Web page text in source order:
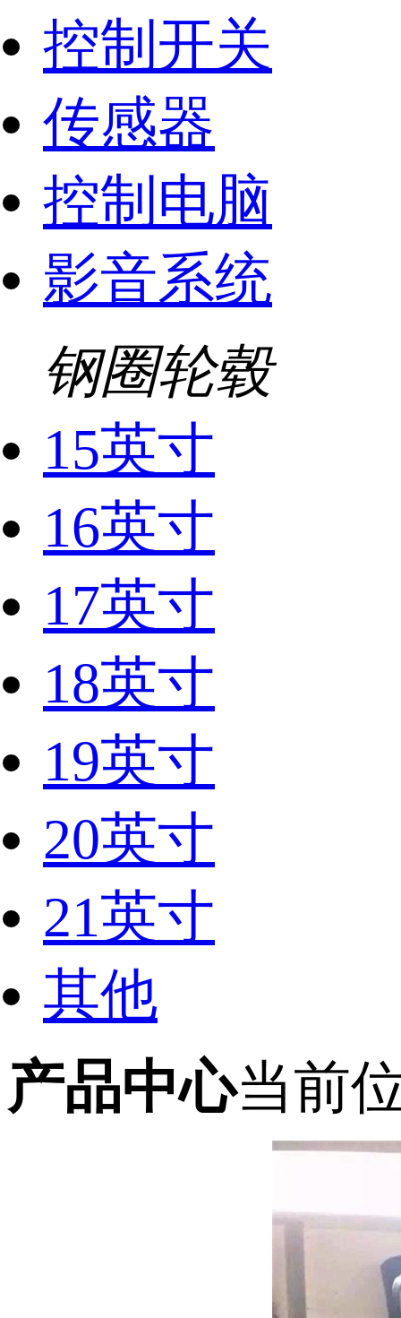
控制开关
传感器
控制电脑
影音系统
钢圈轮毂
15英寸
16英寸
17英寸
18英寸
19英寸
20英寸
21英寸
其他
产品中心当前